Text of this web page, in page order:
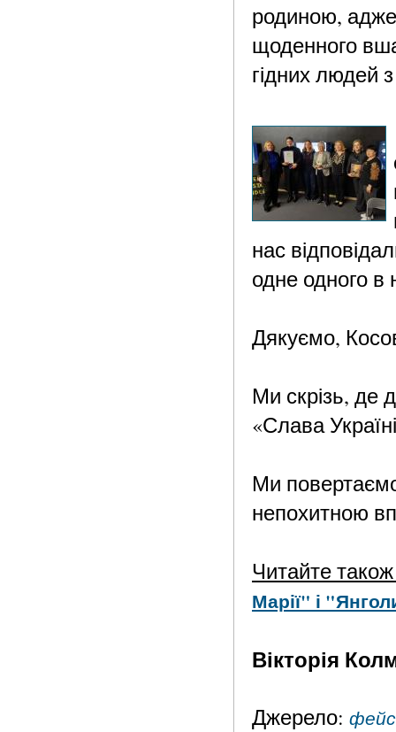
родиною,
щоденного
гідних людей
нас
одне одного в
Дякуємо,
Ми скрізь, де
«Слава
Ми
непохитною
Читайте
Марії" і
Вікторія
Джерело: